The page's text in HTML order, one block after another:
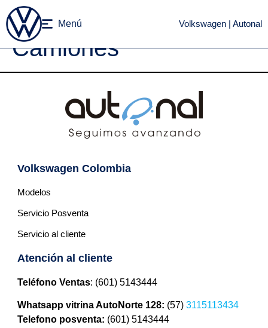
Menú Volkswagen | Autonal
Categorías modelos:
Camiones
Volkswagen Colombia
Modelos
Servicio Posventa
Servicio al cliente
Atención al cliente
Teléfono Ventas: (601) 5143444
Whatsapp vitrina AutoNorte 128: (57) 3115113434
Telefono posventa: (601) 5143444